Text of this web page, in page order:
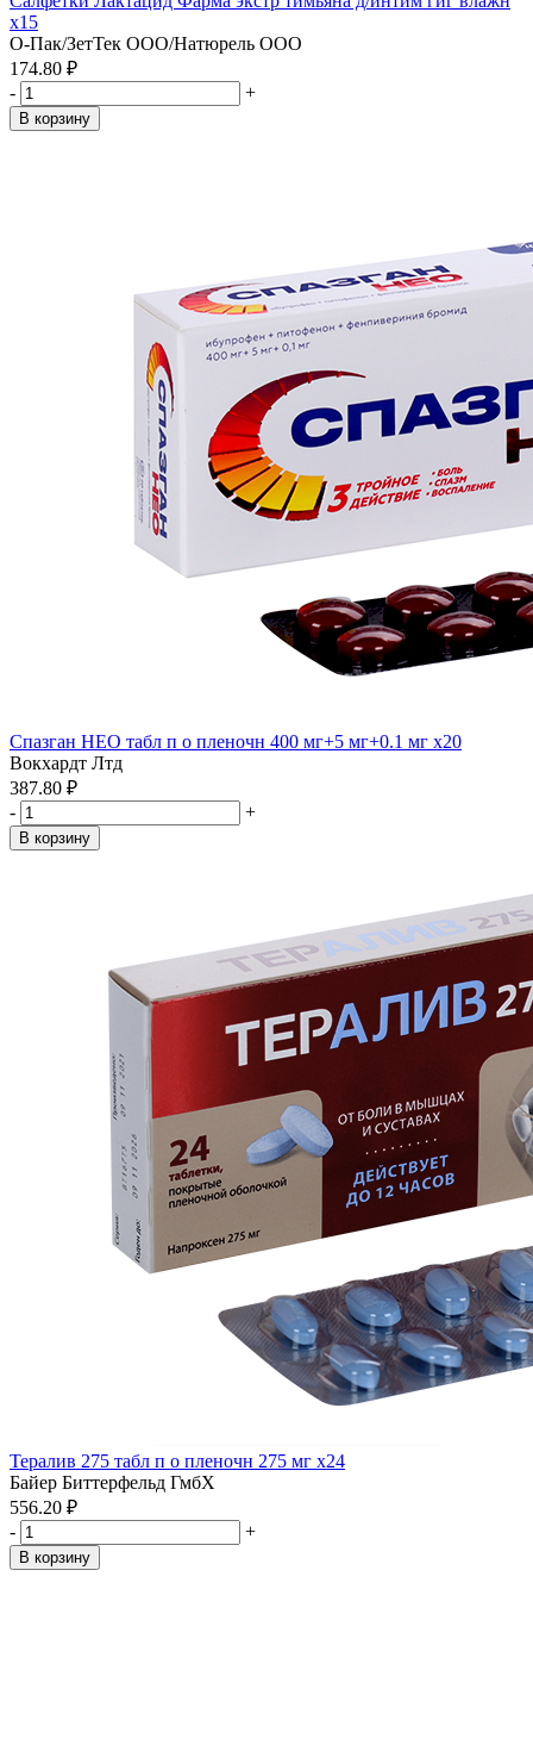
x15
О-Пак/ЗетТек ООО/Натюрель ООО
174.80 ₽
-
+
В корзину
Спазган НЕО табл п о пленочн 400 мг+5 мг+0.1 мг x20
Вокхардт Лтд
387.80 ₽
-
+
В корзину
Тералив 275 табл п о пленочн 275 мг x24
Байер Биттерфельд ГмбХ
556.20 ₽
-
+
В корзину